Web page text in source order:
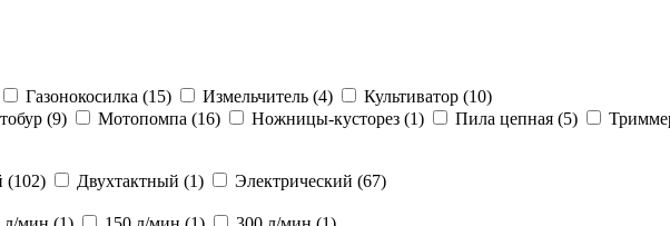
Газонокосилка (15) Измельчитель (4) Культиватор (10)
(9) Мотопомпа (16) Ножницы-кусторез (1) Пила цепная (5)
(102) Двухтактный (1) Электрический (67)